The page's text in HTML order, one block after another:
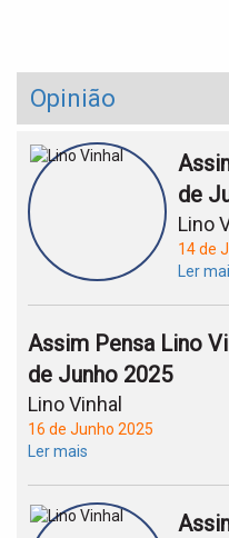
Opinião
de
Lino
14 de
Ler
Assim Pensa Lino
de Junho 2025
Lino Vinhal
16 de Junho 2025
Ler mais